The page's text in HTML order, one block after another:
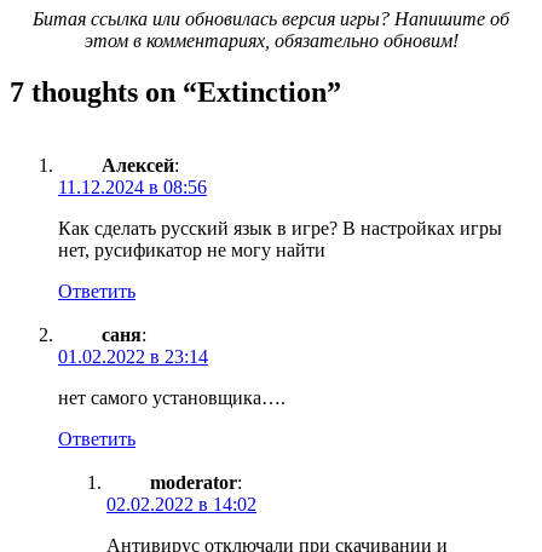
Битая ссылка или обновилась версия игры? Напишите об
этом в комментариях, обязательно обновим!
7 thoughts on “Extinction”
Алексей:
11.12.2024 в 08:56
Как сделать русский язык в игре? В настройках игры
нет, русификатор не могу найти
Ответить
саня:
01.02.2022 в 23:14
нет самого установщика….
Ответить
moderator:
02.02.2022 в 14:02
Антивирус отключали при скачивании и